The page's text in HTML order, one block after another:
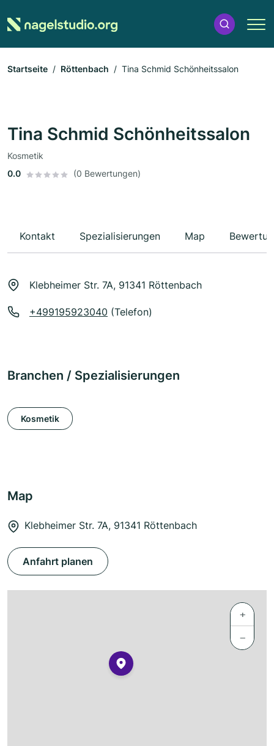
Startseite Röttenbach Tina Schmid Schönheitssalon
Tina Schmid Schönheitssalon
Kosmetik
0.0
(0 Bewertungen)
Kontakt Spezialisierungen Map
Klebheimer Str. 7A, 91341 Röttenbach
+499195923040 (Telefon)
Branchen / Spezialisierungen
Kosmetik
Map
Klebheimer Str. 7A, 91341 Röttenbach
Anfahrt planen
+
−